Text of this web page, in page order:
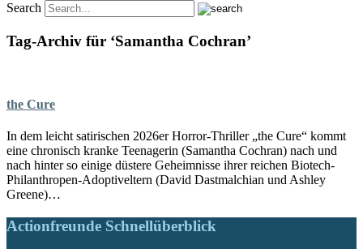
Search
Tag-Archiv für ‘Samantha Cochran’
the Cure
In dem leicht satirischen 2026er Horror-Thriller „the Cure“ kommt
eine chronisch kranke Teenagerin (Samantha Cochran) nach und
nach hinter so einige düstere Geheimnisse ihrer reichen Biotech-
Philanthropen-Adoptiveltern (David Dastmalchian und Ashley
Greene)…
Actionfreunde Schnellüberblick